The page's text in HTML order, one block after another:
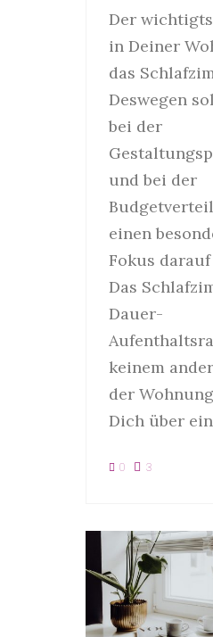
Der
in Deiner
das
Deswegen
bei der
und bei der
einen
Fokus darauf
Das
Dauer-
keinem
der
Dich über
0 3